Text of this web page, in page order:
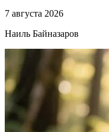
7 августа 2026
Наиль Байназаров